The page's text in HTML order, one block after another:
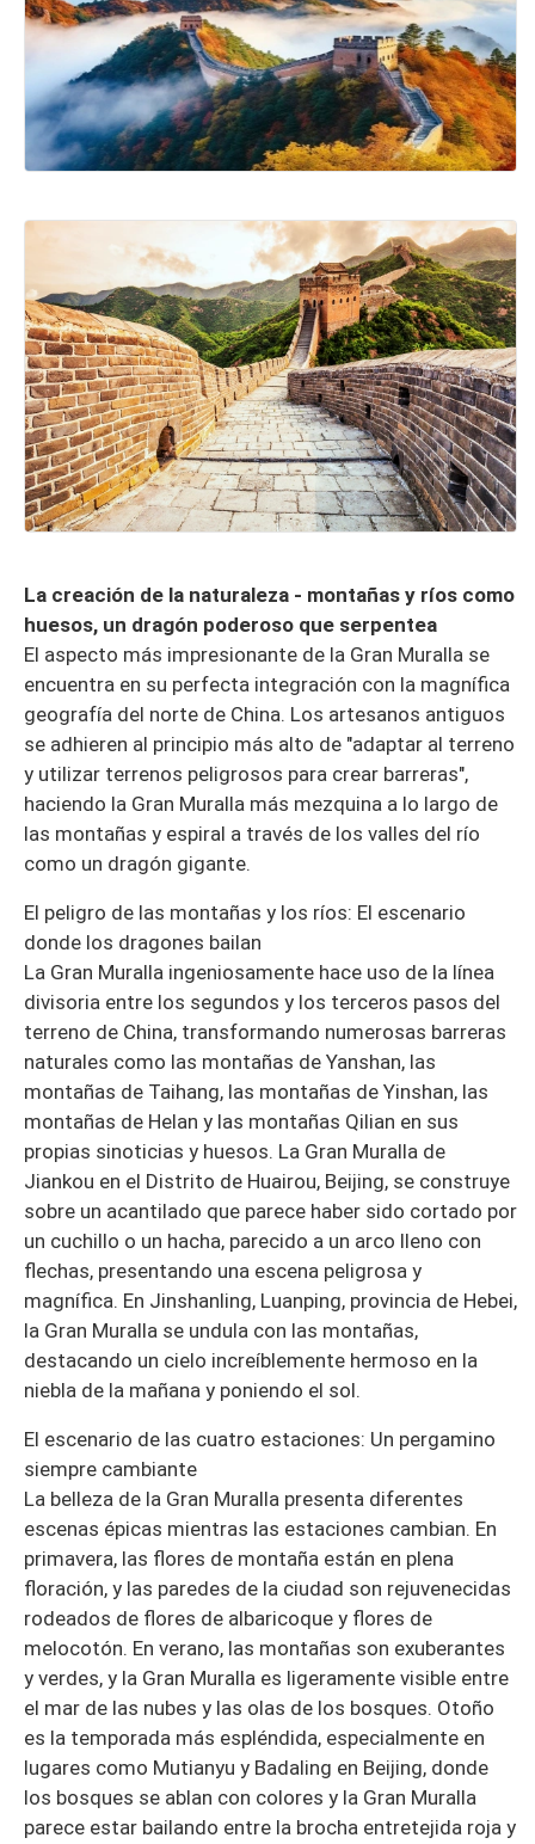
La creación de la naturaleza - montañas y ríos como
huesos, un dragón poderoso que serpentea
El aspecto más impresionante de la Gran Muralla se
encuentra en su perfecta integración con la magnífica
geografía del norte de China. Los artesanos antiguos
se adhieren al principio más alto de "adaptar al terreno
y utilizar terrenos peligrosos para crear barreras",
haciendo la Gran Muralla más mezquina a lo largo de
las montañas y espiral a través de los valles del río
como un dragón gigante.
El peligro de las montañas y los ríos: El escenario
donde los dragones bailan
La Gran Muralla ingeniosamente hace uso de la línea
divisoria entre los segundos y los terceros pasos del
terreno de China, transformando numerosas barreras
naturales como las montañas de Yanshan, las
montañas de Taihang, las montañas de Yinshan, las
montañas de Helan y las montañas Qilian en sus
propias sinoticias y huesos. La Gran Muralla de
Jiankou en el Distrito de Huairou, Beijing, se construye
sobre un acantilado que parece haber sido cortado por
un cuchillo o un hacha, parecido a un arco lleno con
flechas, presentando una escena peligrosa y
magnífica. En Jinshanling, Luanping, provincia de Hebei,
la Gran Muralla se undula con las montañas,
destacando un cielo increíblemente hermoso en la
niebla de la mañana y poniendo el sol.
El escenario de las cuatro estaciones: Un pergamino
siempre cambiante
La belleza de la Gran Muralla presenta diferentes
escenas épicas mientras las estaciones cambian. En
primavera, las flores de montaña están en plena
floración, y las paredes de la ciudad son rejuvenecidas
rodeados de flores de albaricoque y flores de
melocotón. En verano, las montañas son exuberantes
y verdes, y la Gran Muralla es ligeramente visible entre
el mar de las nubes y las olas de los bosques. Otoño
es la temporada más espléndida, especialmente en
lugares como Mutianyu y Badaling en Beijing, donde
los bosques se ablan con colores y la Gran Muralla
parece estar bailando entre la brocha entretejida roja y